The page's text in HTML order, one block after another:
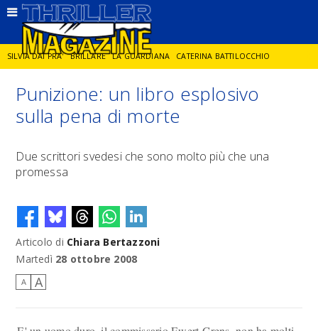
SILVIA DAI PRA' BRILLARE LA GUARDIANA CATERINA BATTILOCCHIO
JORGE DIAZ LA SPIA DELITTO IN CORNICE GIANCARLO DE CATALDO
Punizione: un libro esplosivo
sulla pena di morte
Due scrittori svedesi che sono molto più che una
promessa
Articolo di Chiara Bertazzoni
Martedì 28 ottobre 2008
A A